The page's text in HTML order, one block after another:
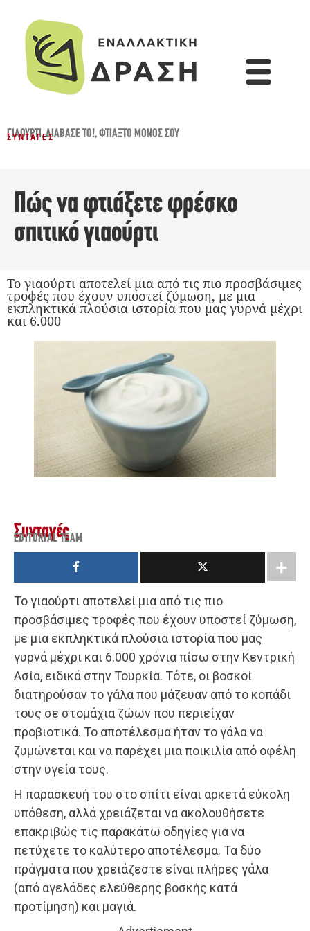
ΓΙΑΟΎΡΤΙ,ΔΙΆΒΑΣΈ ΤΟ!,ΦΤΙΆΞΤΟ ΜΌΝΟΣ ΣΟΥ
ΣΥΝΤΑΓΈΣ
Πώς να φτιάξετε φρέσκο
σπιτικό γιαούρτι
Το γιαούρτι αποτελεί μια από τις πιο προσβάσιμες
τροφές που έχουν υποστεί ζύμωση, με μια
εκπληκτικά πλούσια ιστορία που μας γυρνά μέχρι
και 6.000
Συνταγές
EDITORIAL TEAM
Το γιαούρτι αποτελεί μια από τις πιο
προσβάσιμες τροφές που έχουν υποστεί ζύμωση,
με μια εκπληκτικά πλούσια ιστορία που μας
γυρνά μέχρι και 6.000 χρόνια πίσω στην Κεντρική
Ασία, ειδικά στην Τουρκία. Τότε, οι βοσκοί
διατηρούσαν το γάλα που μάζευαν από το κοπάδι
τους σε στομάχια ζώων που περιείχαν
προβιοτικά. Το αποτέλεσμα ήταν το γάλα να
ζυμώνεται και να παρέχει μια ποικιλία από οφέλη
στην υγεία τους.
Η παρασκευή του στο σπίτι είναι αρκετά εύκολη
υπόθεση, αλλά χρειάζεται να ακολουθήσετε
επακριβώς τις παρακάτω οδηγίες για να
πετύχετε το καλύτερο αποτέλεσμα. Τα δύο
πράγματα που χρειάζεστε είναι πλήρες γάλα
(από αγελάδες ελεύθερης βοσκής κατά
προτίμηση) και μαγιά.